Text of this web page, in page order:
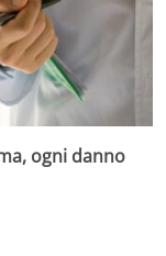
ogni danno